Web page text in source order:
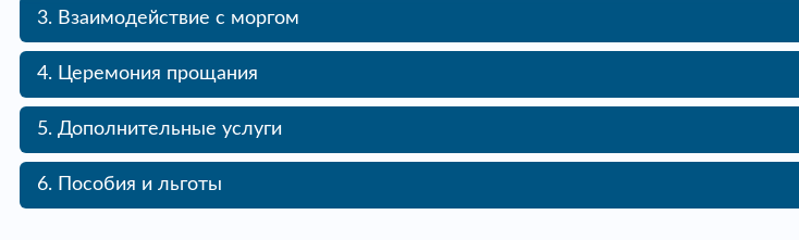
3. Взаимодействие с моргом
4. Церемония прощания
5. Дополнительные услуги
6. Пособия и льготы